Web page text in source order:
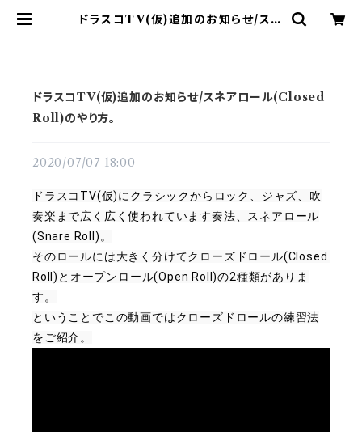
ドラスコTV(仮)追加のお知らせ/スネ
ドラスコTV(仮)追加のお知らせ/スネアロール(Closed
Roll)のやり方。
2020/07/07 18:00
ドラスコTV(仮)に クラシックからロック、ジャズ、吹
奏楽まで広く広く使われています奏法、スネアロール
(Snare Roll)。
そのロールには大きく分けてクローズドロール(Closed
Roll)とオープンロール(Open Roll)の2種類がありま
す。
ということでこの動画ではクローズドロールの練習法
をご紹介。